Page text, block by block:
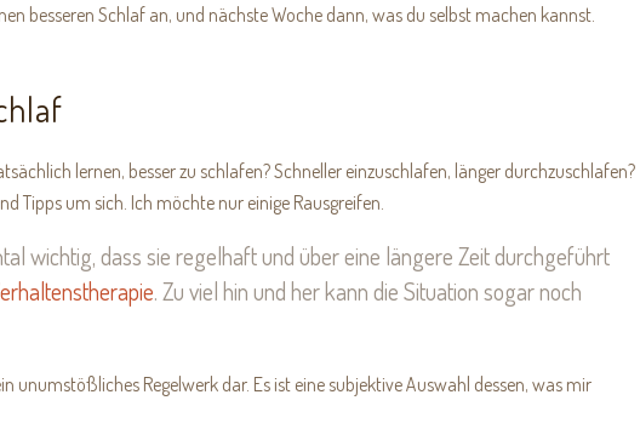
besseren Schlaf an, und nächste Woche dann, was du selbst machen kannst.
lernen, besser zu schlafen? Schneller einzuschlafen, länger durchzuschlafen?
Tipps um sich. Ich möchte nur einige Rausgreifen.
wichtig, dass sie regelhaft und über eine längere Zeit durchgeführt
. Zu viel hin und her kann die Situation sogar noch
unumstößliches Regelwerk dar. Es ist eine subjektive Auswahl dessen, was mir